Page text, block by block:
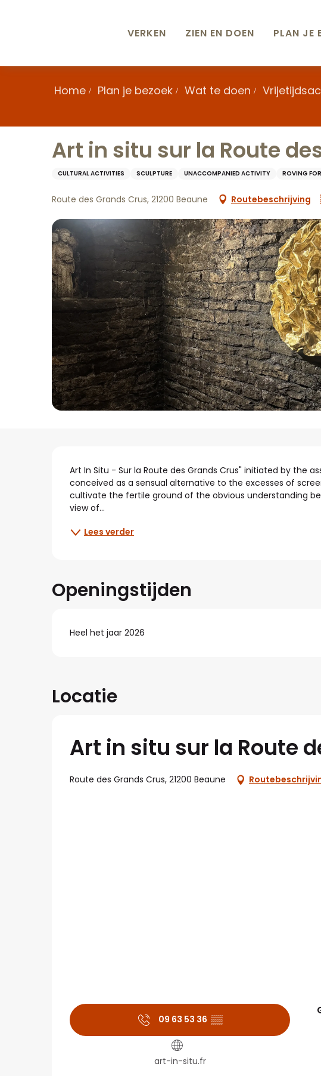
VERKEN ZIEN EN DOEN PLAN JE
Home Plan je bezoek Wat te doen
Art in situ sur la Route
CULTURAL ACTIVITIES SCULPTURE UNACCOMPANIED ACTIVITY ROVING
Route des Grands Crus, 21200 Beaune Routebeschrijving
Beschrijving
Art In Situ - Sur la Route des Grands Crus" initiated by the
conceived as a sensual alternative to the excesses of
cultivate the fertile ground of the obvious understanding
view of...
Lees verder
Openingstijden
Heel het jaar 2026
Locatie
Art in situ sur la Route
Route des Grands Crus, 21200 Beaune
09 63 53 36 ▒▒
art-in-situ.fr